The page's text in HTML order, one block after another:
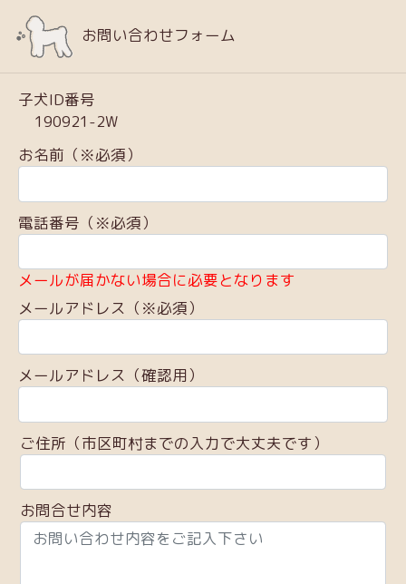
お問い合わせフォーム
子犬ID番号
190921-2W
お名前（※必須）
電話番号（※必須）
メールが届かない場合に必要となります
メールアドレス（※必須）
メールアドレス（確認用）
ご住所（市区町村までの入力で大丈夫です）
お問合せ内容